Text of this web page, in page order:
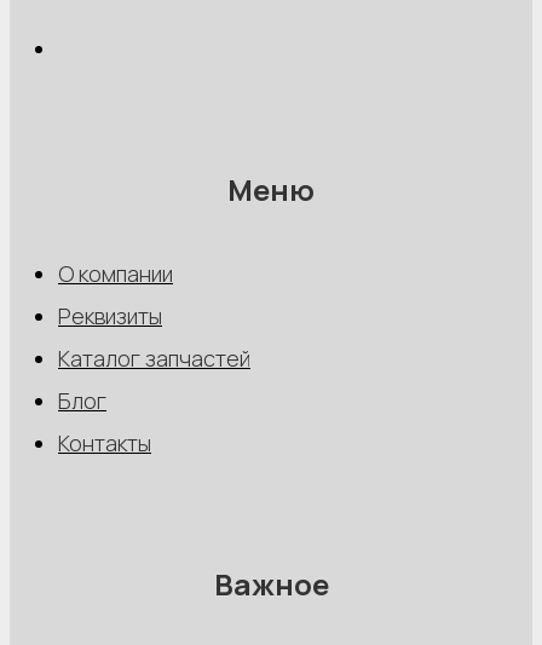
Меню
О компании
Реквизиты
Каталог запчастей
Блог
Контакты
Важное